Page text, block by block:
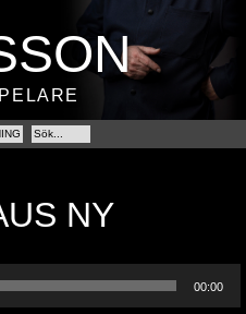
NY
00:00